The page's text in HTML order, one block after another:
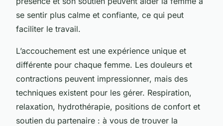
se sentir plus calme et confiante, ce qui peut
faciliter le travail.
L’accouchement est une expérience unique et
différente pour chaque femme. Les douleurs et
contractions peuvent impressionner, mais des
techniques existent pour les gérer. Respiration,
relaxation, hydrothérapie, positions de confort et
soutien du partenaire : à vous de trouver la